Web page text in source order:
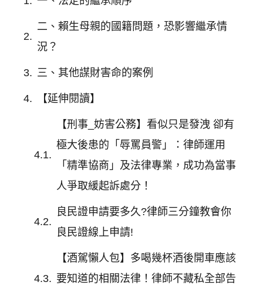
二、賴生母親的國籍問題，恐影響繼承情
況？
三、其他謀財害命的案例
【延伸閱讀】
【刑事_妨害公務】看似只是發洩 卻有
極大後患的「辱罵員警」：律師運用
「精準協商」及法律專業，成功為當事
人爭取緩起訴處分！
良民證申請要多久?律師三分鐘教會你
良民證線上申請!
【酒駕懶人包】多喝幾杯酒後開車應該
要知道的相關法律！律師不藏私全部告